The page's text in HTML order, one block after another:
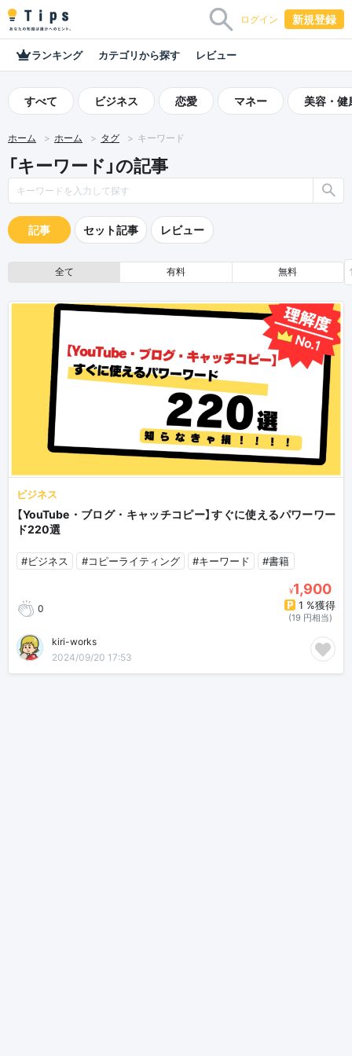
ログイン 新規登録
ランキング カテゴリから探す レビュー
すべて ビジネス 恋愛 マネー 美容・健
ホーム ホーム タグ キーワード
「キーワード」の記事
記事 セット記事 レビュー
全て 有料 無料
ビジネス
【YouTube・ブログ・キャッチコピー】すぐに使えるパワーワー
ド220選
#ビジネス #コピーライティング #キーワード #書籍
0
¥1,900
1 %獲得
(19 円相当)
kiri-works
2024/09/20 17:53